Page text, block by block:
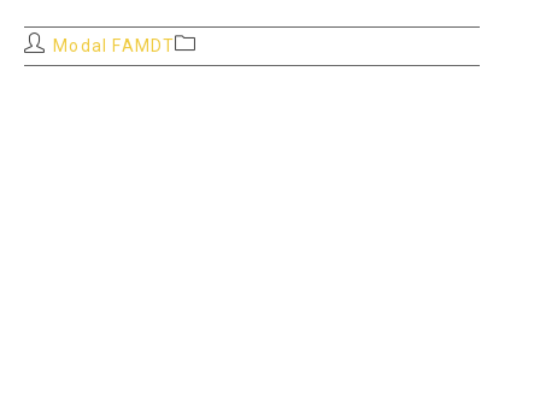
Auteur/autrice
de
Modal FAMDTPost
category: